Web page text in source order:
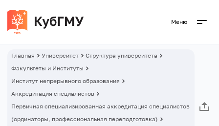
Меню
Главная Университет
Структура университета
Факультеты и Институты
Институт непрерывного образования
Аккредитация специалистов
Первичная специализированная аккредитация специалистов
(ординаторы, профессиональная переподготовка)